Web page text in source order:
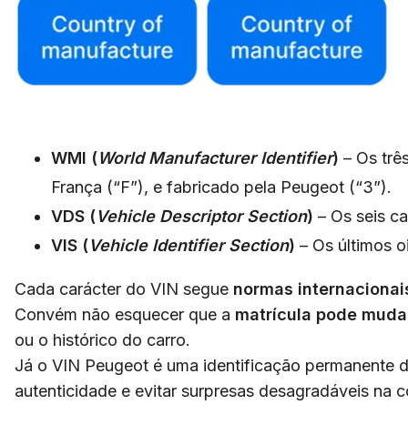
WMI (World Manufacturer Identifier) – Os
França (“F”), e fabricado pela Peugeot (“3”).
VDS (Vehicle Descriptor Section) – Os seis
VIS (Vehicle Identifier Section) – Os últimos
Cada carácter do VIN segue normas
Convém não esquecer que a matrícula pode
ou o histórico do carro.
Já o VIN Peugeot é uma identificação
autenticidade e evitar surpresas desagradáveis na